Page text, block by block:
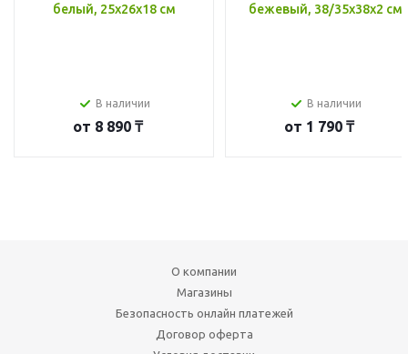
белый, 25x26x18 см
В наличии
от 8 890 ₸
бежевый, 38/35x38x2 см
В наличии
от 1 790 ₸
О компании
Магазины
Безопасность онлайн платежей
Договор оферта